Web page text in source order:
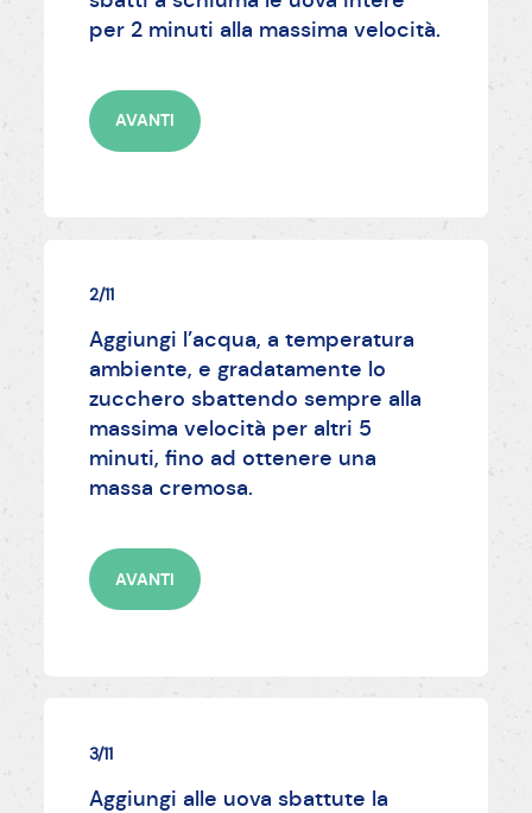
per 2 minuti alla massima velocità.
AVANTI
2/11
Aggiungi l’acqua, a temperatura
ambiente, e gradatamente lo
zucchero sbattendo sempre alla
massima velocità per altri 5
minuti, fino ad ottenere una
massa cremosa.
AVANTI
3/11
Aggiungi alle uova sbattute la